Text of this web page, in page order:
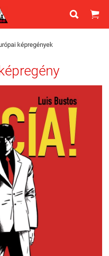
 
képregények